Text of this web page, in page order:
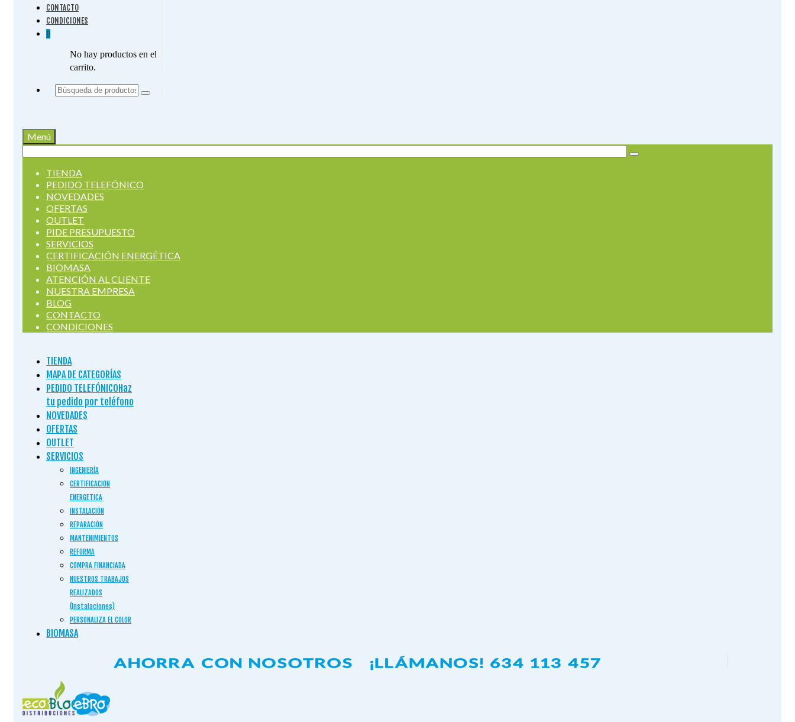
CONTACTO
CONDICIONES
0
No hay productos en el
carrito.
Buscar
Menú
TIENDA
PEDIDO TELEFÓNICO
NOVEDADES
OFERTAS
OUTLET
PIDE PRESUPUESTO
SERVICIOS
CERTIFICACIÓN ENERGÉTICA
BIOMASA
ATENCIÓN AL CLIENTE
NUESTRA EMPRESA
BLOG
CONTACTO
CONDICIONES
TIENDA
MAPA DE CATEGORÍAS
PEDIDO TELEFÓNICO Haz
tu pedido por teléfono
NOVEDADES
OFERTAS
OUTLET
SERVICIOS
INGENIERÍA
CERTIFICACION
ENERGETICA
INSTALACIÓN
REPARACIÓN
MANTENIMIENTOS
REFORMA
COMPRA FINANCIADA
NUESTROS TRABAJOS
REALIZADOS
(Instalaciones)
PERSONALIZA EL COLOR
BIOMASA